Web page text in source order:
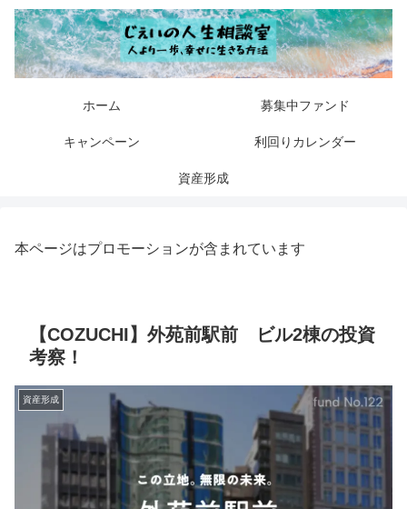
ホーム 募集中ファンド
キャンペーン 利回りカレンダー
資産形成
本ページはプロモーションが含まれています
【COZUCHI】外苑前駅前 ビル2棟の投資
考察！
資産形成